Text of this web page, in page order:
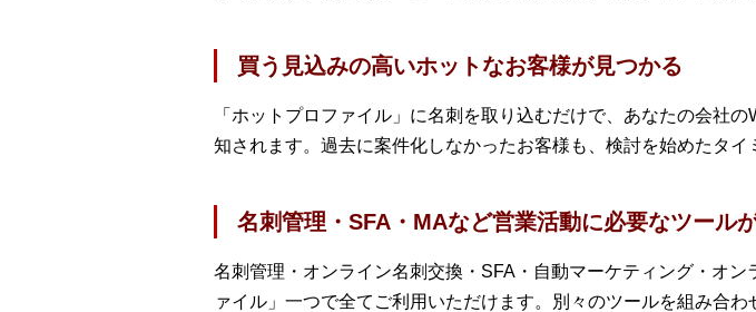
買う見込みの高いホットなお客様が見つかる
「ホットプロファイル」に名刺を取り込むだけで、あなたの会社
知されます。過去に案件化しなかったお客様も、検討を始めたタイ
名刺管理・SFA・MAなど営業活動に必要なツール
名刺管理・オンライン名刺交換・SFA・自動マーケティング・オ
ァイル」一つで全てご利用いただけます。別々のツールを組み合